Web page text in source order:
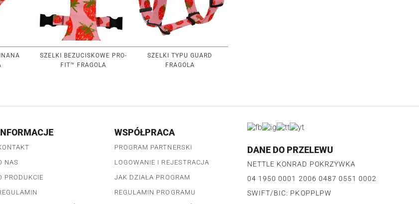
SZELKI BEZUCISKOWE PRO-
FIT™ FRAGOLA
SZELKI TYPU GUARD
FRAGOLA
NAS
PRODUKCIE
WSPÓŁPRACA
PROGRAM PARTNERSKI
LOGOWANIE I REJESTRACJA
JAK DZIAŁA PROGRAM
REGULAMIN PROGRAMU
DANE DO PRZELEWU
NETTLE KONRAD POKRZYWKA
04 1950 0001 2006 0487 0551 0002
SWIFT/BIC: PKOPPLPW